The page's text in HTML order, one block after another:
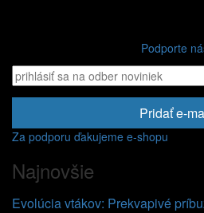
Podporte
Pridať e-
Za podporu ďakujeme e-shopu
Najnovšie
Evolúcia vtákov: Prekvapivé